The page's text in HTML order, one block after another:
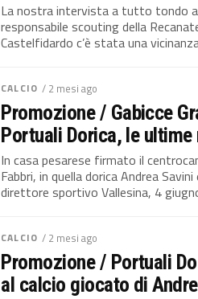
La nostra intervista a tutto tondo
responsabile scouting della
Castelfidardo c’è stata una
CALCIO / 2 mesi ago
Promozione / Gabicce
Portuali Dorica, le ultime
In casa pesarese firmato il
Fabbri, in quella dorica Andrea
direttore sportivo Vallesina, 4
CALCIO / 2 mesi ago
Promozione / Portuali
al calcio giocato di